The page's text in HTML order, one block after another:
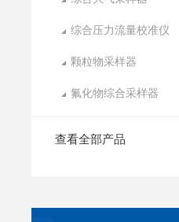
综合压力流量校准仪
颗粒物采样器
氟化物综合采样器
查看全部产品